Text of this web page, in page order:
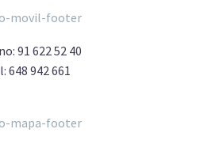
91 622 52 40
648 942 661